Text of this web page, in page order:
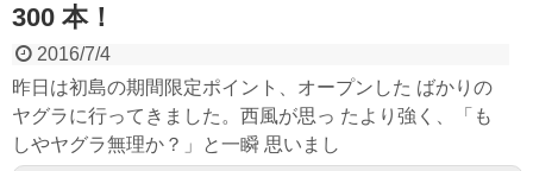
300 本！
2016/7/4
昨日は初島の期間限定ポイント、オープンした ばかりの
ヤグラに行ってきました。西風が思っ たより強く、「も
しやヤグラ無理か？」と一瞬 思いまし